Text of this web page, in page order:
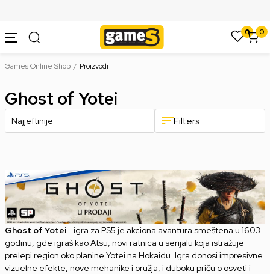
0 0
Games Online Shop Proizvodi
Ghost of Yotei
Filters
Ghost of Yotei- igra za PS5 je akciona avantura smeštena u 1603.
godinu, gde igraš kao Atsu, novi ratnica u serijalu koja istražuje
prelepi region oko planine Yotei na Hokaidu. Igra donosi impresivne
vizuelne efekte, nove mehanike i oružja, i duboku priču o osveti i